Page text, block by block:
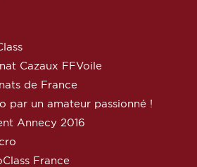
Cazaux FFVoile
de France
par un amateur passionné !
Annecy 2016
France